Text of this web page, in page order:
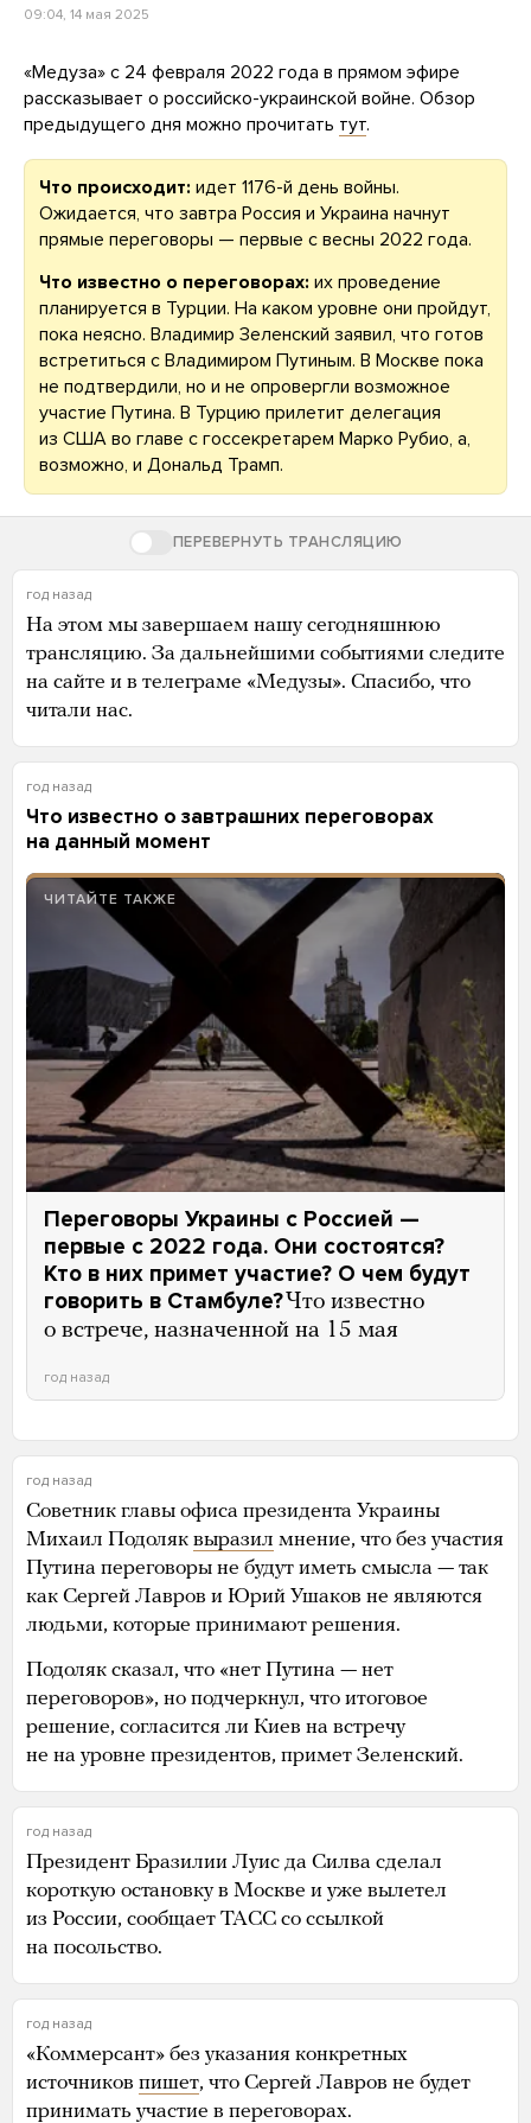
09:04, 14 мая 2025
«Медуза» с 24 февраля 2022 года в прямом эфире
рассказывает о российско-украинской войне. Обзор
предыдущего дня можно прочитать тут.
Что происходит: идет 1176-й день войны.
Ожидается, что завтра Россия и Украина начнут
прямые переговоры — первые с весны 2022 года.
Что известно о переговорах: их проведение
планируется в Турции. На каком уровне они пройдут,
пока неясно. Владимир Зеленский заявил, что готов
встретиться с Владимиром Путиным. В Москве пока
не подтвердили, но и не опровергли возможное
участие Путина. В Турцию прилетит делегация
из США во главе с госсекретарем Марко Рубио, а,
возможно, и Дональд Трамп.
ПЕРЕВЕРНУТЬ ТРАНСЛЯЦИЮ
год назад
На этом мы завершаем нашу сегодняшнюю
трансляцию. За дальнейшими событиями следите
на сайте и в телеграме «Медузы». Спасибо, что
читали нас.
год назад
Что известно о завтрашних переговорах
на данный момент
ЧИТАЙТЕ ТАКЖЕ
Переговоры Украины с Россией —
первые с 2022 года. Они состоятся?
Кто в них примет участие? О чем будут
говорить в Стамбуле?Что известно
о встрече, назначенной на 15 мая
год назад
год назад
Советник главы офиса президента Украины
Михаил Подоляк выразил мнение, что без участия
Путина переговоры не будут иметь смысла — так
как Сергей Лавров и Юрий Ушаков не являются
людьми, которые принимают решения.
Подоляк сказал, что «нет Путина — нет
переговоров», но подчеркнул, что итоговое
решение, согласится ли Киев на встречу
не на уровне президентов, примет Зеленский.
год назад
Президент Бразилии Луис да Силва сделал
короткую остановку в Москве и уже вылетел
из России, сообщает ТАСС со ссылкой
на посольство.
год назад
«Коммерсант» без указания конкретных
источников пишет, что Сергей Лавров не будет
принимать участие в переговорах.